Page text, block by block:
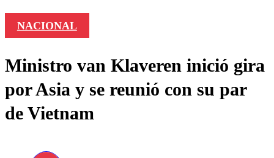
NACIONAL
Ministro van Klaveren inició gira
por Asia y se reunió con su par
de Vietnam